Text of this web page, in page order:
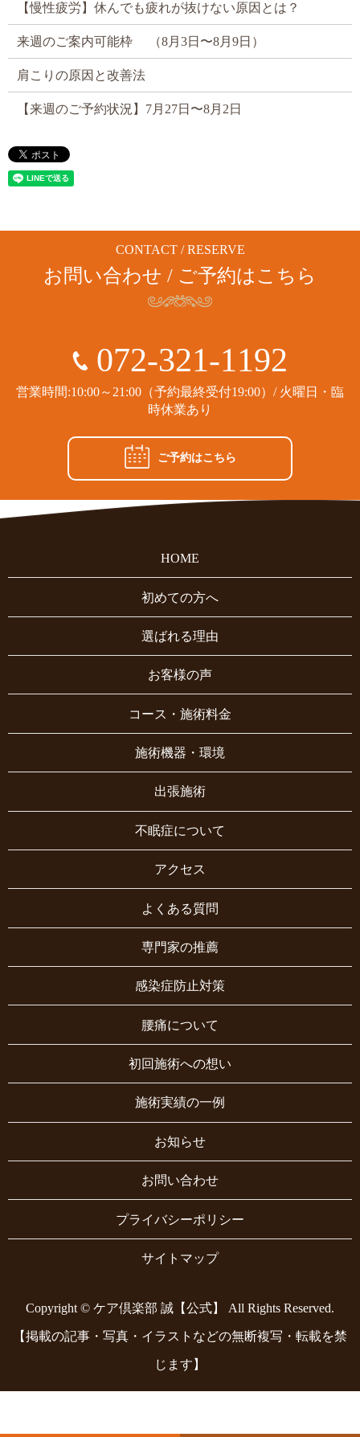
【慢性疲労】休んでも疲れが抜けない原因とは？
来週のご案内可能枠 （8月3日〜8月9日）
肩こりの原因と改善法
【来週のご予約状況】7月27日〜8月2日
CONTACT / RESERVE
お問い合わせ / ご予約はこちら
072-321-1192
営業時間:10:00～21:00（予約最終受付19:00）/ 火曜日・臨
時休業あり
ご予約はこちら
HOME
初めての方へ
選ばれる理由
お客様の声
コース・施術料金
施術機器・環境
出張施術
不眠症について
アクセス
よくある質問
専門家の推薦
感染症防止対策
腰痛について
初回施術への想い
施術実績の一例
お知らせ
お問い合わせ
プライバシーポリシー
サイトマップ
Copyright © ケア倶楽部 誠【公式】 All Rights Reserved.
【掲載の記事・写真・イラストなどの無断複写・転載を禁
じます】